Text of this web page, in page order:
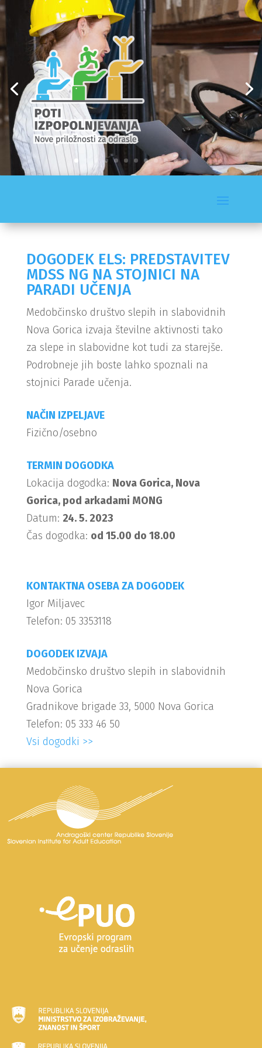
DOGODEK ELS: PREDSTAVITEV
MDSS NG NA STOJNICI NA
PARADI UČENJA
Medobčinsko društvo slepih in slabovidnih
Nova Gorica izvaja številne aktivnosti tako
za slepe in slabovidne kot tudi za starejše.
Podrobneje jih boste lahko spoznali na
stojnici Parade učenja.
NAČIN IZPELJAVE
Fizično/osebno
TERMIN DOGODKA
Lokacija dogodka: Nova Gorica, Nova
Gorica, pod arkadami MONG
Datum: 24. 5. 2023
Čas dogodka: od 15.00 do 18.00
KONTAKTNA OSEBA ZA DOGODEK
Igor Miljavec
Telefon: 05 3353118
DOGODEK IZVAJA
Medobčinsko društvo slepih in slabovidnih
Nova Gorica
Gradnikove brigade 33, 5000 Nova Gorica
Telefon: 05 333 46 50
Vsi dogodki >>